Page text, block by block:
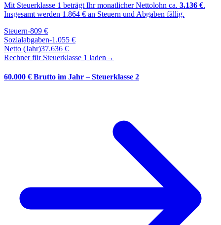
Mit Steuerklasse 1 beträgt Ihr monatlicher Nettolohn ca. 3.136 €.
Insgesamt werden 1.864 € an Steuern und Abgaben fällig.
Steuern-809 €
Sozialabgaben-1.055 €
Netto (Jahr)37.636 €
Rechner für Steuerklasse 1 laden →
60.000 € Brutto im Jahr – Steuerklasse 2